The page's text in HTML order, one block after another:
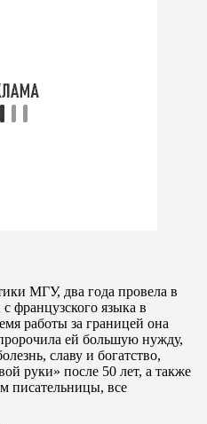
МГУ, два года провела в
французского языка в
работы за границей она
ей большую нужду,
славу и богатство,
руки» после 50 лет, а также
писательницы, все